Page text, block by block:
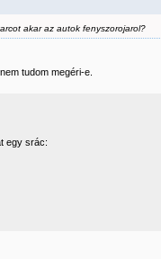
akar az autok fenyszorojarol?
tudom megéri-e.
egy srác: